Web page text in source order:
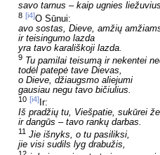
savo tarnus – kaip ugnies
8 [i4]O Sūnui:
avo sostas, Dieve, amžių
ir teisingumo lazda
yra tavo karališkoji lazda.
9 Tu pamilai teisumą ir nekentei
todėl patepė tave Dievas,
o Dieve, džiaugsmo aliejumi
gausiau negu tavo bičiulius.
10 [i4] Ir:
Iš pradžių tu, Viešpatie, sukūrei
ir dangūs – tavo rankų darbas.
11 Jie išnyks, o tu pasiliksi,
jie visi sudils lyg drabužis,